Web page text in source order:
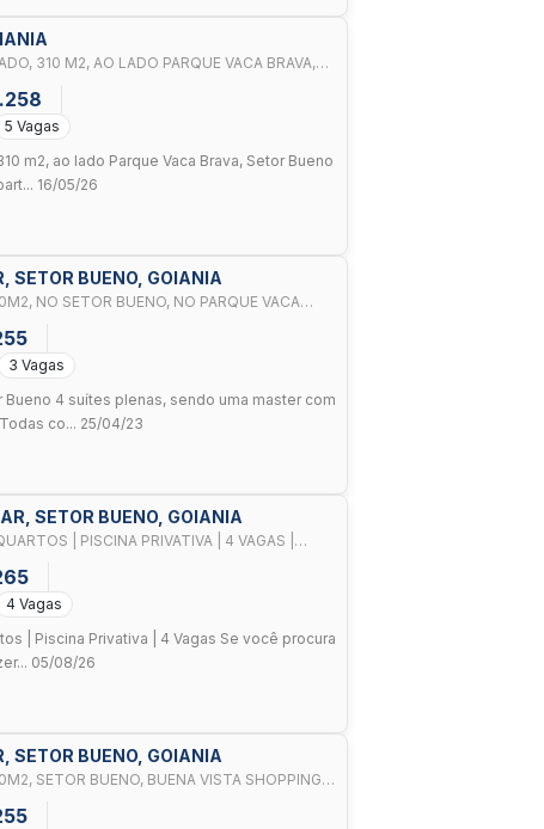
310 M2, AO LADO PARQUE VACA BRAVA,
5 Vagas
m2, ao lado Parque Vaca Brava, Setor Bueno
16/05/26
SETOR BUENO, GOIANIA
NO SETOR BUENO, NO PARQUE VACA
3 Vagas
4 suítes plenas, sendo uma master com
co... 25/04/23
SETOR BUENO, GOIANIA
| PISCINA PRIVATIVA | 4 VAGAS |
4 Vagas
| Piscina Privativa | 4 Vagas Se você procura
05/08/26
SETOR BUENO, GOIANIA
SETOR BUENO, BUENA VISTA SHOPPING,